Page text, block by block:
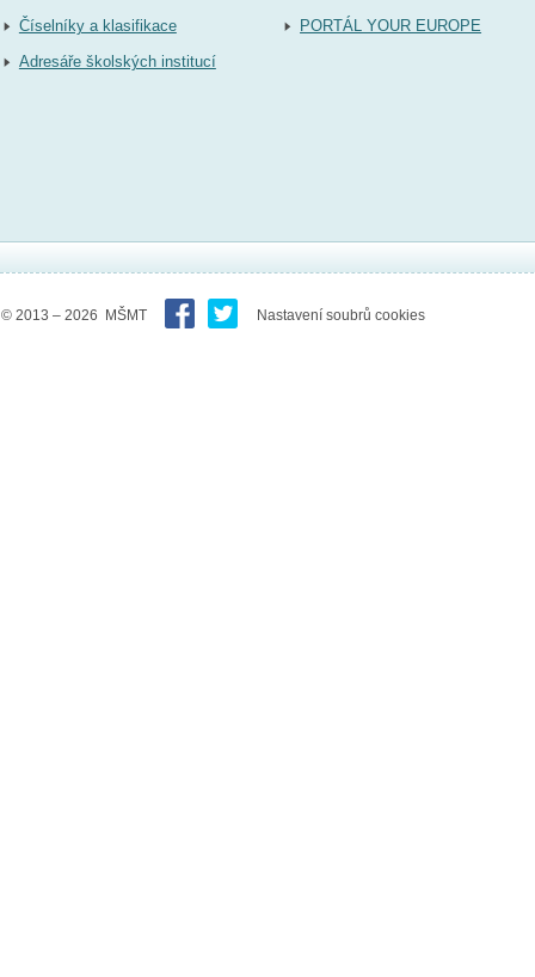
Číselníky a klasifikace
Adresáře školských institucí
PORTÁL YOUR EUROPE
© 2013 – 2026 MŠMT Nastavení soubrů cookies